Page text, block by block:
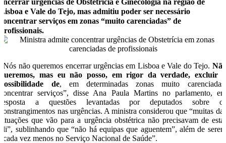
encerrar urgências de Obstetrícia e Ginecologia na região de
Lisboa e Vale do Tejo, mas admitiu poder ser necessário
concentrar serviços em zonas “muito carenciadas” de
profissionais.
“Nós não queremos encerrar urgências em Lisboa e Vale do Tejo. Não
queremos, mas eu não posso, em rigor da verdade, excluir a
possibilidade de, em determinadas zonas muito carenciadas,
concentrar serviços”, disse Ana Paula Martins no parlamento, em
resposta a questões levantadas por deputados sobre os
constrangimentos nas urgências. A ministra considerou que “muitas das
situações que vão para a urgência obstétrica não precisavam de estar
ali”, sublinhando que “não há equipas que aguentem”, além de serem
“cada vez menos no Serviço Nacional de Saúde”.